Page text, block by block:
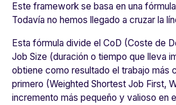
Este framework se basa en una
Todavía no hemos llegado a cruzar la
Esta fórmula divide el CoD (Coste de
Job Size (duración o tiempo que lleva
obtiene como resultado el trabajo más
primero (Weighted Shortest Job First,
incremento más pequeño y valioso en